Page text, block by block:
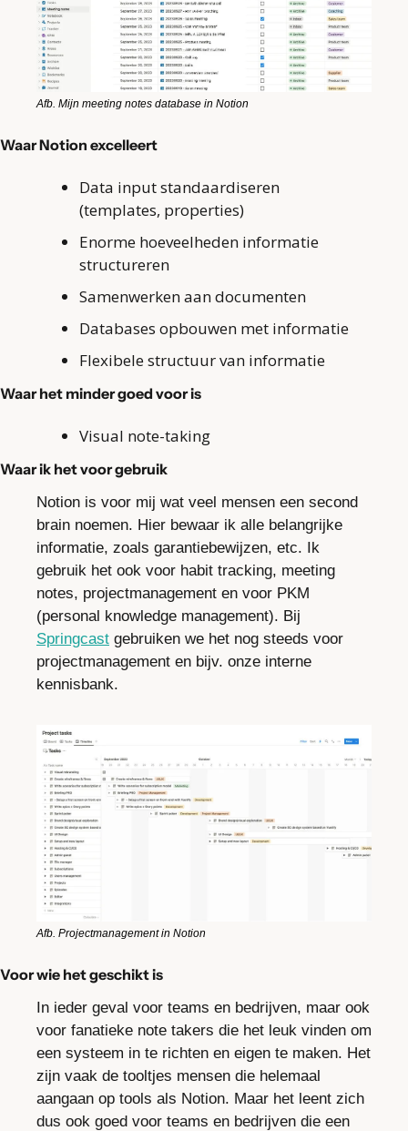
Afb. Mijn meeting notes database in Notion
Waar Notion excelleert
Data input standaardiseren
(templates, properties)
Enorme hoeveelheden informatie
structureren
Samenwerken aan documenten
Databases opbouwen met informatie
Flexibele structuur van informatie
Waar het minder goed voor is
Visual note-taking
Waar ik het voor gebruik
Notion is voor mij wat veel mensen een second
brain noemen. Hier bewaar ik alle belangrijke
informatie, zoals garantiebewijzen, etc. Ik
gebruik het ook voor habit tracking, meeting
notes, projectmanagement en voor PKM
Springcast gebruiken we het nog steeds voor
projectmanagement en bijv. onze interne
kennisbank.
Afb. Projectmanagement in Notion
Voor wie het geschikt is
In ieder geval voor teams en bedrijven, maar ook
voor fanatieke note takers die het leuk vinden om
een systeem in te richten en eigen te maken. Het
zijn vaak de tooltjes mensen die helemaal
aangaan op tools als Notion. Maar het leent zich
dus ook goed voor teams en bedrijven die een